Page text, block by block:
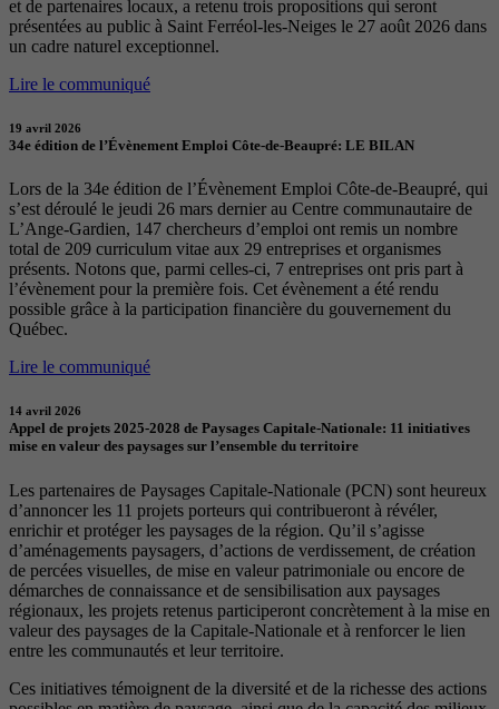
et de partenaires locaux, a retenu trois propositions qui seront
présentées au public à Saint Ferréol-les-Neiges le 27 août 2026 dans
un cadre naturel exceptionnel.
Lire le communiqué
19 avril 2026
34e édition de l’Évènement Emploi Côte-de-Beaupré: LE BILAN
Lors de la 34e édition de l’Évènement Emploi Côte-de-Beaupré, qui
s’est déroulé le jeudi 26 mars dernier au Centre communautaire de
L’Ange-Gardien, 147 chercheurs d’emploi ont remis un nombre
total de 209 curriculum vitae aux 29 entreprises et organismes
présents. Notons que, parmi celles-ci, 7 entreprises ont pris part à
l’évènement pour la première fois. Cet évènement a été rendu
possible grâce à la participation financière du gouvernement du
Québec.
Lire le communiqué
14 avril 2026
Appel de projets 2025-2028 de Paysages Capitale-Nationale: 11 initiatives
mise en valeur des paysages sur l’ensemble du territoire
Les partenaires de Paysages Capitale-Nationale (PCN) sont heureux
d’annoncer les 11 projets porteurs qui contribueront à révéler,
enrichir et protéger les paysages de la région. Qu’il s’agisse
d’aménagements paysagers, d’actions de verdissement, de création
de percées visuelles, de mise en valeur patrimoniale ou encore de
démarches de connaissance et de sensibilisation aux paysages
régionaux, les projets retenus participeront concrètement à la mise en
valeur des paysages de la Capitale-Nationale et à renforcer le lien
entre les communautés et leur territoire.
Ces initiatives témoignent de la diversité et de la richesse des actions